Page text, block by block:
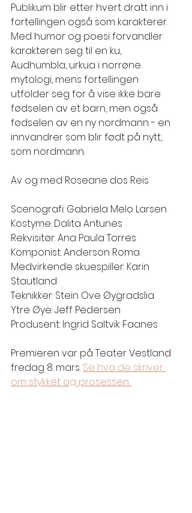
Publikum blir etter hvert dratt inn i
fortellingen også som karakterer.
Med humor og poesi forvandler
karakteren seg til en ku,
Audhumbla, urkua i norrøne
mytologi, mens fortellingen
utfolder seg for å vise ikke bare
fødselen av et barn, men også
fødselen av en ny nordmann - en
innvandrer som blir født på nytt,
som nordmann.
Av og med Roseane dos Reis
Scenografi: Gabriela Melo Larsen
Kostyme: Dalita Antunes
Rekvisitør: Ana Paula Torres
Komponist: Anderson Roma
Medvirkende skuespiller: Karin
Stautland
Teknikker: Stein Ove Øygradslia
Ytre Øye: Jeff Pedersen
Produsent: Ingrid Saltvik Faanes
Premieren var på Teater Vestland
fredag 8. mars. Se hva de skriver
om stykket og prosessen.